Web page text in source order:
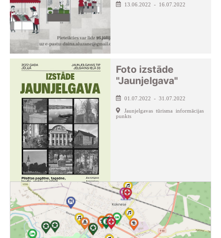
13.06.2022 - 16.07.2022
Foto izstāde
"Jaunjelgava"
01.07.2022 - 31.07.2022
Jaunjelgavas tūrisma informācijas
punkts